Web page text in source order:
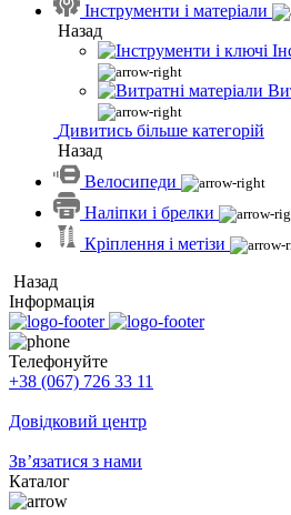
Інструменти і матеріали
Назад
Дивитись більше категорій
Назад
Велосипеди
Наліпки і брелки
Кріплення і метізи
Назад
Інформація
Телефонуйте
+38 (067) 726 33 11
Довідковий центр
Зв’язатися з нами
Каталог